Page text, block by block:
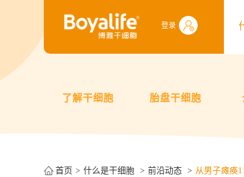
登录
了解干细胞 胎盘干细胞
首页 什么是干细胞 前沿动态 从男子瘫痪